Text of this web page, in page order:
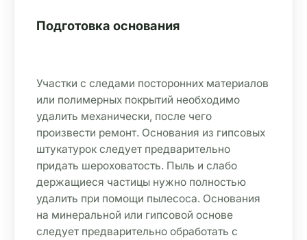
Подготовка основания
Участки с следами посторонних материалов
или полимерных покрытий необходимо
удалить механически, после чего
произвести ремонт. Основания из гипсовых
штукатурок следует предварительно
придать шероховатость. Пыль и слабо
держащиеся частицы нужно полностью
удалить при помощи пылесоса. Основания
на минеральной или гипсовой основе
следует предварительно обработать с